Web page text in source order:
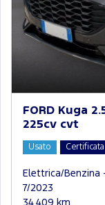
FORD Kuga
225cv cvt
Usato
Elettrica/Benzina
7/2023
34.409 km